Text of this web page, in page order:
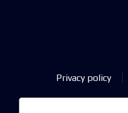
Privacy policy